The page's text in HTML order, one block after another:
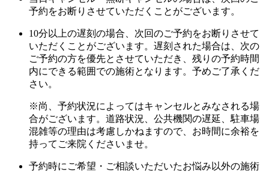
予約をお断りさせていただくことがございます。
10分以上の遅刻の場合、次回のご予約をお断りさせて
いただくことがございます。遅刻された場合は、次の
ご予約の方を優先とさせていただき、残りの予約時間
内にできる範囲での施術となります。予めご了承くだ
さい。
※尚、予約状況によってはキャンセルとみなされる場
合がございます。道路状況、公共機関の遅延、駐車場
混雑等の理由は考慮しかねますので、お時間に余裕を
持ってご来院くださいませ。
予約時にご希望・ご相談いただいたお悩み以外の施術